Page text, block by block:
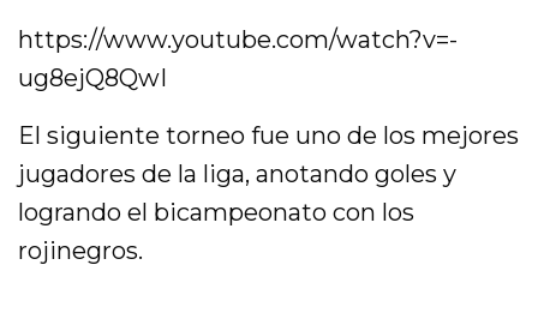
https://www.youtube.com/watch?v=-
ug8ejQ8QwI
El siguiente torneo fue uno de los mejores
jugadores de la liga, anotando goles y
logrando el bicampeonato con los
rojinegros.